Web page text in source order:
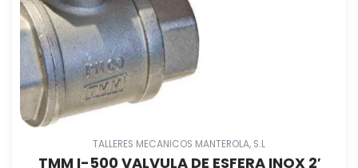
TALLERES MECANICOS MANTEROLA, S.L
TMM I-500 VALVULA DE ESFERA INOX 2′